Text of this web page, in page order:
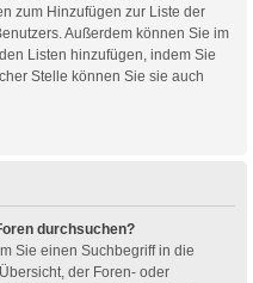
zum Hinzufügen zur Liste der
Außerdem können Sie im
Listen hinzufügen, indem Sie
Stelle können Sie sie auch
durchsuchen?
Sie einen Suchbegriff in die
der Foren- oder